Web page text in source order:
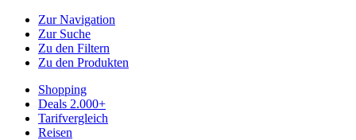
Zur Navigation
Zur Suche
Zu den Filtern
Zu den Produkten
Shopping
Deals 2.000+
Tarifvergleich
Reisen